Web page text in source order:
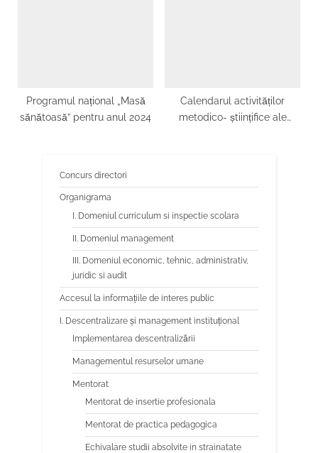
Programul național „Masă
sănătoasă” pentru anul 2024
Calendarul activităților
metodico- științifice ale
Concurs directori
Organigrama
I. Domeniul curriculum si inspectie scolara
II. Domeniul management
III. Domeniul economic, tehnic, administrativ,
juridic si audit
Accesul la informațiile de interes public
I. Descentralizare și management instituțional
Implementarea descentralizării
Managementul resurselor umane
Mentorat
Mentorat de insertie profesionala
Mentorat de practica pedagogica
Echivalare studii absolvite in strainatate